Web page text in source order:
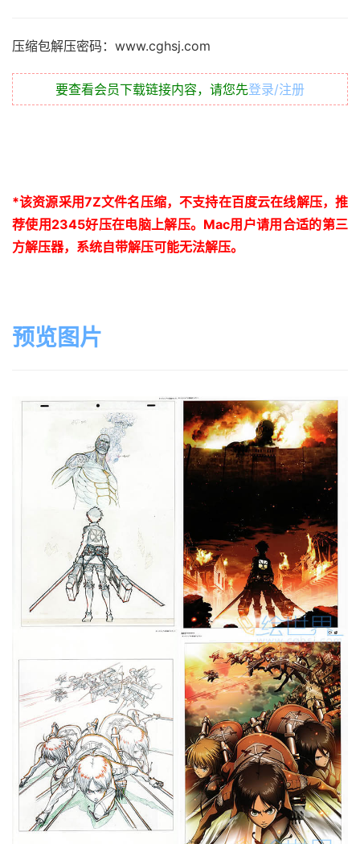
压缩包解压密码：www.cghsj.com
要查看会员下载链接内容，请您先登录/注册
*该资源采用7Z文件名压缩，不支持在百度云在线解压，推
荐使用2345好压在电脑上解压。 Mac用户请用合适的第三
方解压器，系统自带解压可能无法解压。
预览图片